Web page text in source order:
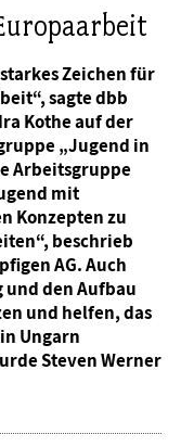
Zeichen für
sagte dbb
Kothe auf der
„Jugend in
Arbeitsgruppe
mit
Konzepten zu
beschrieb
AG. Auch
den Aufbau
und helfen, das
Ungarn
Steven Werner